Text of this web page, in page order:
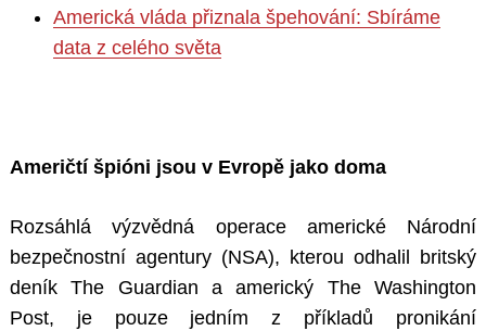
Americká vláda přiznala špehování: Sbíráme
data z celého světa
Američtí špióni jsou v Evropě jako doma
Rozsáhlá výzvědná operace americké Národní
bezpečnostní agentury (NSA), kterou odhalil britský
deník The Guardian a americký The Washington
Post, je pouze jedním z příkladů pronikání